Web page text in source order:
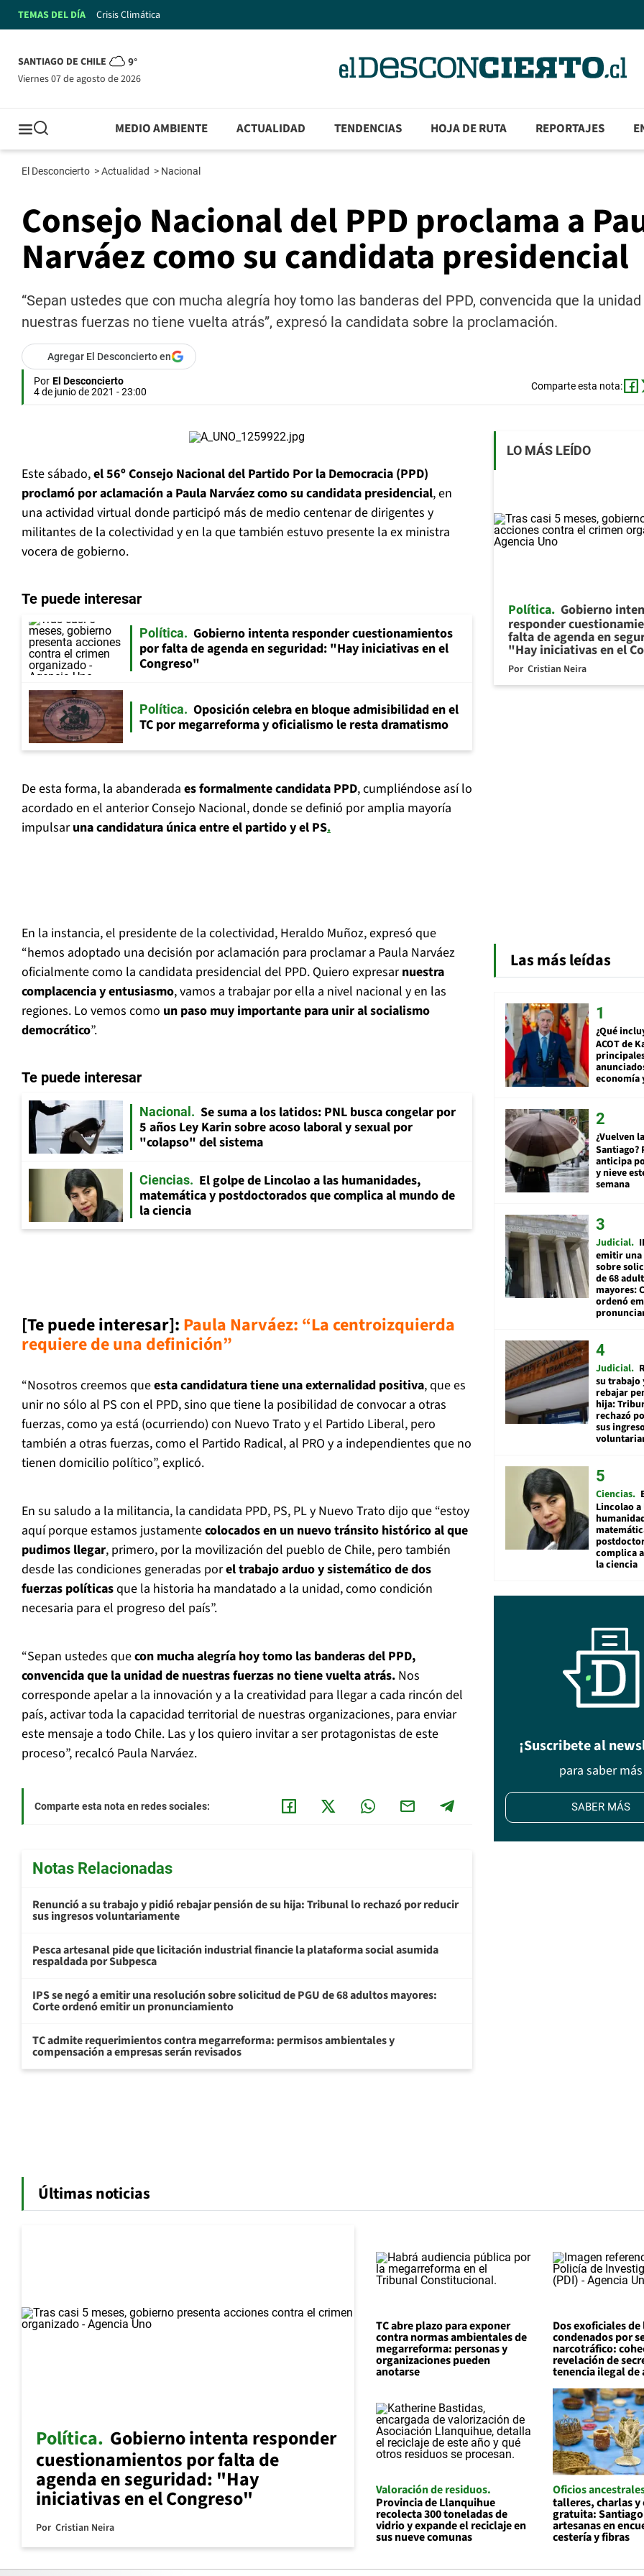
TEMAS DEL DÍA Crisis Climática
SANTIAGO DE CHILE 9°
viernes 07 de agosto de 2026
MEDIO AMBIENTE ACTUALIDAD TENDENCIAS HOJA DE RUTA REPORTAJES
El Desconcierto >Actualidad > Nacional
Consejo Nacional del PPD proclama a
Narváez como su candidata presidencial
“Sepan ustedes que con mucha alegría hoy tomo las banderas del PPD, convencida que la unidad
nuestras fuerzas no tiene vuelta atrás”, expresó la candidata sobre la proclamación.
Agregar El Desconcierto en
Por El Desconcierto
4 de junio de 2021 - 23:00
Comparte esta nota:
Este sábado,el 56º Consejo Nacional del Partido Por la Democracia (PPD)
proclamó por aclamación a Paula Narváez como su candidata presidencial, en
una actividad virtual donde participó más de medio centenar de dirigentes y
militantes de la colectividad y en la que también estuvo presente la ex ministra
vocera de gobierno.
Te puede interesar
Política
Gobierno intenta responder cuestionamientos
por falta de agenda en seguridad: "Hay iniciativas en el
Congreso"
Política
Oposición celebra en bloque admisibilidad en el
TC por megarreforma y oficialismo le resta dramatismo
De esta forma, la abanderada es formalmente candidata PPD, cumpliéndose así lo
acordado en el anterior Consejo Nacional, donde se definió por amplia mayoría
impulsaruna candidatura única entre el partido y el PS.
En la instancia, el presidente de la colectividad, Heraldo Muñoz, expresó que
“hemos adoptado una decisión por aclamación para proclamar a Paula Narváez
oficialmente como la candidata presidencial del PPD. Quiero expresarnuestra
complacencia y entusiasmo, vamos a trabajar por ella a nivel nacional y en las
regiones. Lo vemos como un paso muy importante para unir al socialismo
democrático”.
Te puede interesar
Nacional
Se suma a los latidos: PNL busca congelar por
5 años Ley Karin sobre acoso laboral y sexual por
"colapso" del sistema
Ciencias
El golpe de Lincolao a las humanidades,
matemática y postdoctorados que complica al mundo de
la ciencia
[Te puede interesar]: Paula Narváez: “La centroizquierda
requiere de una definición”
“Nosotros creemos queesta candidatura tiene una externalidad positiva, que es
unir no sólo al PS con el PPD, sino que tiene la posibilidad de convocar a otras
fuerzas, como ya está (ocurriendo) con Nuevo Trato y el Partido Liberal, pero
también a otras fuerzas, como el Partido Radical, al PRO y a independientes que no
tienen domicilio político”, explicó.
En su saludo a la militancia, la candidata PPD, PS, PL y Nuevo Trato dijo que “estoy
aquí porque estamos justamentecolocados en un nuevo tránsito histórico al que
pudimos llegar, primero, por la movilización del pueblo de Chile, pero también
desde las condiciones generadas porel trabajo arduo y sistemático de dos
fuerzas políticasque la historia ha mandatado a la unidad, como condición
necesaria para el progreso del país”.
“Sepan ustedes quecon mucha alegría hoy tomo las banderas del PPD,
convencida que la unidad de nuestras fuerzas no tiene vuelta atrás. Nos
corresponde apelar a la innovación y a la creatividad para llegar a cada rincón del
país, activar toda la capacidad territorial de nuestras organizaciones, para enviar
este mensaje a todo Chile. Las y los quiero invitar a ser protagonistas de este
proceso”, recalcó Paula Narváez.
Comparte esta nota en redes sociales:
Notas Relacionadas
Renunció a su trabajo y pidió rebajar pensión de su hija: Tribunal lo rechazó por reducir
sus ingresos voluntariamente
Pesca artesanal pide que licitación industrial financie la plataforma social asumida
respaldada por Subpesca
IPS se negó a emitir una resolución sobre solicitud de PGU de 68 adultos mayores:
Corte ordenó emitir un pronunciamiento
TC admite requerimientos contra megarreforma: permisos ambientales y
compensación a empresas serán revisados
LO MÁS LEÍDO
Política Gobierno
responder
falta de agenda en
"Hay iniciativas en el
Por Cristian Neira
Las más leídas
¿Qué
ACOT de
economía
¿Vuelven
Santiago?
anticipa
y nieve
semana
Judicial
emitir
sobre
de 68
mayores:
ordenó
Judicial
su trabajo
rebajar
hija:
rechazó
sus
Ciencias
Lincolao a
complica
la ciencia
¡Suscribete al
para saber más
SABER MÁS
Últimas noticias
Política Gobierno intenta responder
cuestionamientos por falta de
agenda en seguridad: "Hay
iniciativas en el Congreso"
Por Cristian Neira
TC abre plazo para exponer
contra normas ambientales de
megarreforma: personas y
organizaciones pueden
anotarse
Dos exoficiales de
condenados por
narcotráfico:
revelación de
tenencia ilegal de
Valoración de residuos
Provincia de Llanquihue
recolecta 300 toneladas de
vidrio y expande el reciclaje en
sus nueve comunas
Oficios
talleres, charlas y
gratuita:
artesanas en
cestería y fibras